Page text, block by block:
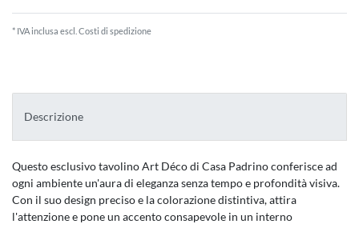
* IVA inclusa escl. Costi di spedizione
Descrizione
Questo esclusivo tavolino Art Déco di Casa Padrino conferisce ad
ogni ambiente un'aura di eleganza senza tempo e profondità visiva.
Con il suo design preciso e la colorazione distintiva, attira
l'attenzione e pone un accento consapevole in un interno